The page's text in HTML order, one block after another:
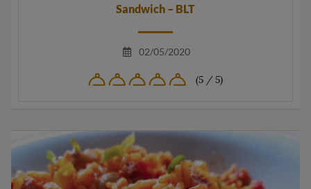
Sandwich – BLT
02/05/2020
(5 / 5)